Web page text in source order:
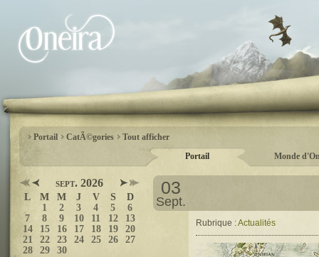
Portail CatÃ©gories
Tout afficher
Portail
Monde
sept. 2026
L M M J V S
D
1
2 3 4 5
6
7
8 9 10 11 12
13
14
15 16 17 18 19
20
21
22 23 24 25 26
27
28
29 30
03
Sept.
Rubrique :Actualités